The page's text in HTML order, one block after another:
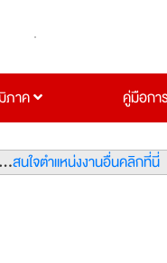
ภาค คู่มือกา
สนใจตำแหน่งงานอื่นคลิกที่นี่